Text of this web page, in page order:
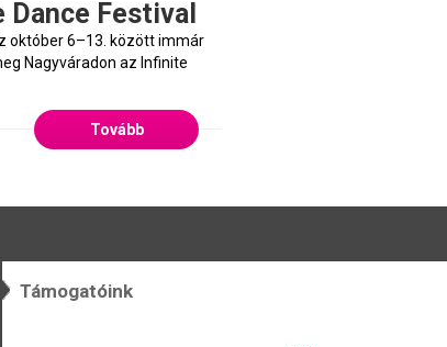
Dance Festival
október 6–13. között immár
Nagyváradon az Infinite
Tovább
Támogatóink